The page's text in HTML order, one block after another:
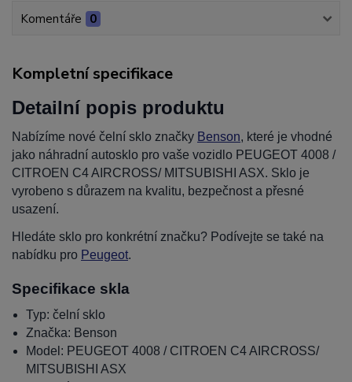
Komentáře 0
Kompletní specifikace
Detailní popis produktu
Nabízíme nové čelní sklo značky Benson, které je vhodné
jako náhradní autosklo pro vaše vozidlo PEUGEOT 4008 /
CITROEN C4 AIRCROSS/ MITSUBISHI ASX. Sklo je
vyrobeno s důrazem na kvalitu, bezpečnost a přesné
usazení.
Hledáte sklo pro konkrétní značku? Podívejte se také na
nabídku pro Peugeot.
Specifikace skla
Typ: čelní sklo
Značka: Benson
Model: PEUGEOT 4008 / CITROEN C4 AIRCROSS/
MITSUBISHI ASX